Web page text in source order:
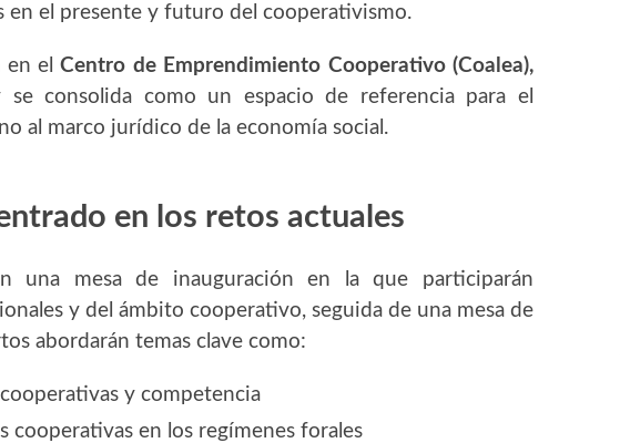
en el presente y futuro del cooperativismo.
en elCentro de Emprendimiento Cooperativo (Coalea),
se consolida como un espacio de referencia para el
al marco jurídico de la economía social.
en los retos actuales
una mesa de inauguración en la que participarán
y del ámbito cooperativo, seguida de una mesa de
abordarán temas clave como:
y competencia
cooperativas en los regímenes forales